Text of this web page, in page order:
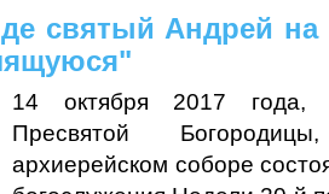
святый Андрей на
14 октября 2017 года,
Пресвятой
архиерейском соборе